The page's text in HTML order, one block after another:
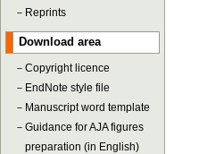
－ Reprints
Download area
－ Copyright licence
－ EndNote style file
－ Manuscript word template
－ Guidance for AJA figures
preparation (in English)